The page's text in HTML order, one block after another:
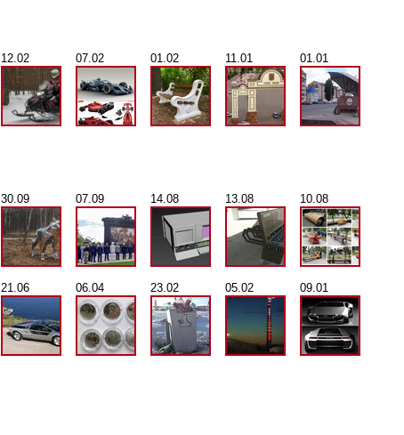
12.02 07.02 01.02 11.01 01.01
30.09 07.09 14.08 13.08 10.08
21.06 06.04 23.02 05.02 09.01